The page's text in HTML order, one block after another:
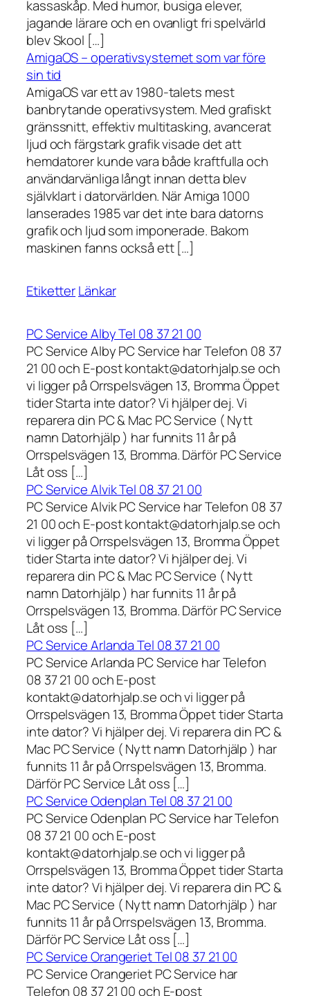
kassaskåp. Med humor, busiga elever,
jagande lärare och en ovanligt fri spelvärld
blev Skool […]
AmigaOS – operativsystemet som var före
sin tid
AmigaOS var ett av 1980-talets mest
banbrytande operativsystem. Med grafiskt
gränssnitt, effektiv multitasking, avancerat
ljud och färgstark grafik visade det att
hemdatorer kunde vara både kraftfulla och
användarvänliga långt innan detta blev
självklart i datorvärlden. När Amiga 1000
lanserades 1985 var det inte bara datorns
grafik och ljud som imponerade. Bakom
maskinen fanns också ett […]
EtiketterLänkar
PC Service Alby Tel 08 37 21 00
PC Service Alby PC Service har Telefon 08 37
21 00 och E-post kontakt@datorhjalp.se och
vi ligger på Orrspelsvägen 13, Bromma Öppet
tider Starta inte dator? Vi hjälper dej. Vi
reparera din PC & Mac PC Service ( Nytt
namn Datorhjälp ) har funnits 11 år på
Orrspelsvägen 13, Bromma. Därför PC Service
Låt oss […]
PC Service Alvik Tel 08 37 21 00
PC Service Alvik PC Service har Telefon 08 37
21 00 och E-post kontakt@datorhjalp.se och
vi ligger på Orrspelsvägen 13, Bromma Öppet
tider Starta inte dator? Vi hjälper dej. Vi
reparera din PC & Mac PC Service ( Nytt
namn Datorhjälp ) har funnits 11 år på
Orrspelsvägen 13, Bromma. Därför PC Service
Låt oss […]
PC Service Arlanda Tel 08 37 21 00
PC Service Arlanda PC Service har Telefon
08 37 21 00 och E-post
kontakt@datorhjalp.se och vi ligger på
Orrspelsvägen 13, Bromma Öppet tider Starta
inte dator? Vi hjälper dej. Vi reparera din PC &
Mac PC Service ( Nytt namn Datorhjälp ) har
funnits 11 år på Orrspelsvägen 13, Bromma.
Därför PC Service Låt oss […]
PC Service Odenplan Tel 08 37 21 00
PC Service Odenplan PC Service har Telefon
08 37 21 00 och E-post
kontakt@datorhjalp.se och vi ligger på
Orrspelsvägen 13, Bromma Öppet tider Starta
inte dator? Vi hjälper dej. Vi reparera din PC &
Mac PC Service ( Nytt namn Datorhjälp ) har
funnits 11 år på Orrspelsvägen 13, Bromma.
Därför PC Service Låt oss […]
PC Service Orangeriet Tel 08 37 21 00
PC Service Orangeriet PC Service har
Telefon 08 37 21 00 och E-post